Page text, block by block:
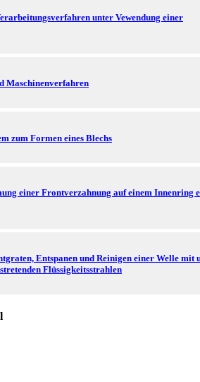
unter Vewendung einer
Maschinenverfahren
zum Formen eines Blechs
einer Frontverzahnung auf einem Innenring
Entspanen und Reinigen einer Welle mit
Flüssigkeitsstrahlen